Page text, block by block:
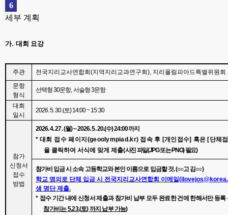
6
세부 계획
가. 대회 요강
주관 전국지리교사연합회 (지역지리교과연구회 ), 지리올림피아드특별위원회
문항
형식
선택형30문항,서술형3문항
대회
일시
2026. 5. 30.(토) 14:00 ~ 15:30
참가
신청서
접수
방법
2026. 4. 27. (월) ~ 2026. 5. 20.(수) 24:00까지
*대회 접수 페이지 (geoolympiad.kr) 접속 후 [개인접수] 혹은 [단체
을 클릭하여 서식에 맞게 제출(사진 파일(JPG또는PNG)필요)
참가비 입금 시 소속 고등학교와 본인 이름으로 입금할 것. (○○고 김○○)
학교 명의로 단체 입금 시 전국지리교사연합회 이메일(
생 명단 제출.
* 접수 기간 내에 신청서 제출과 참가비 납부 모두 완료한 건에 한해서만 등록
참가비는5.23.(토)까지 납부 가능)